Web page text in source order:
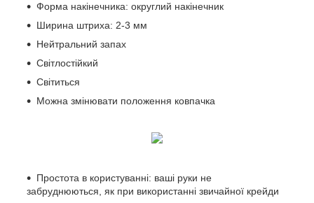
Форма накінечника: округлий накінечник
Ширина штриха: 2-3 мм
Нейтральний запах
Світлостійкий
Світиться
Можна змінювати положення ковпачка
Простота в користуванні: ваші руки не
забруднюються, як при використанні звичайної крейди